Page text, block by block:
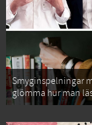
Smyginspelningar
glömma hur man